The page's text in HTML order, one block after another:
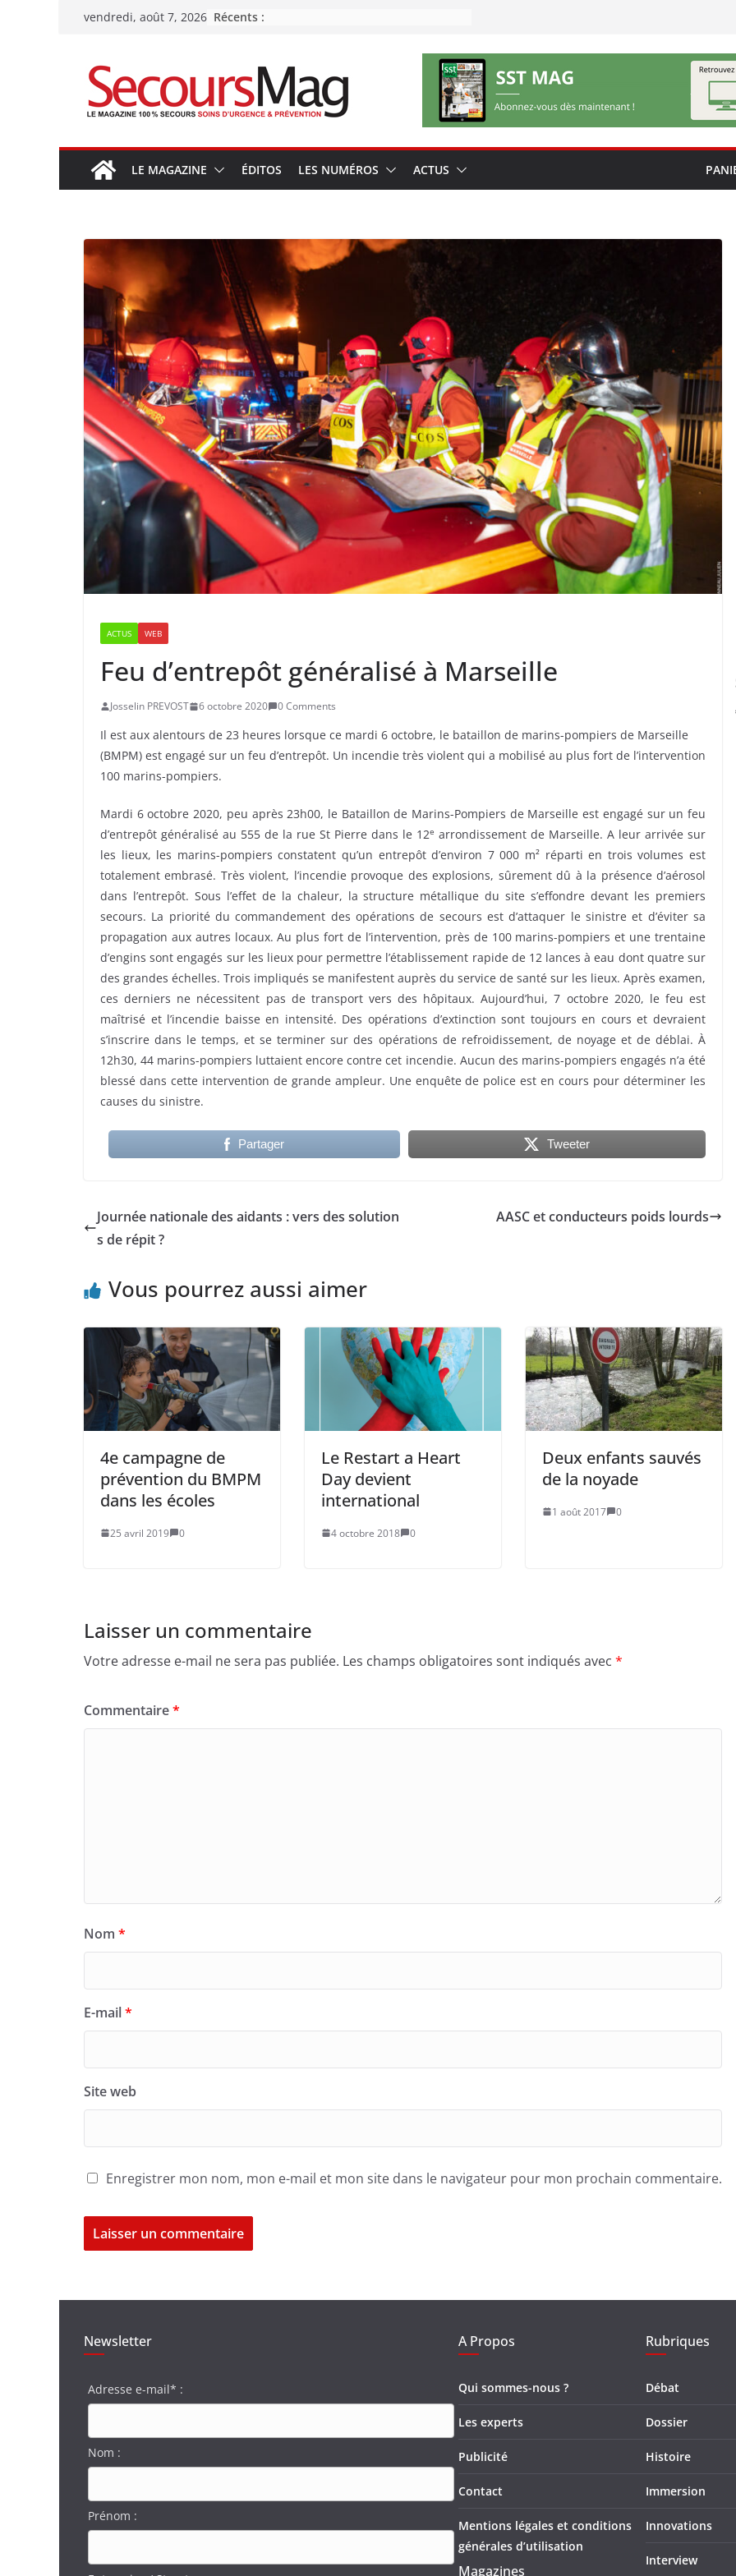
Passervendredi, août 7, 2026 Récents :
LE MAGAZINE ÉDITOS LES NUMÉROS ACTUS
ACTUS WEB
Feu d’entrepôt généralisé à Marseille
Josselin PREVOST 6 octobre 2020 0 Comments
Il est aux alentours de 23 heures lorsque ce mardi 6 octobre, le bataillon de marins-pompiers de Marseille
(BMPM) est engagé sur un feu d’entrepôt. Un incendie très violent qui a mobilisé au plus fort de l’intervention
100 marins-pompiers.
Mardi 6 octobre 2020, peu après 23h00, le Bataillon de Marins-Pompiers de Marseille est engagé sur un feu
d’entrepôt généralisé au 555 de la rue St Pierre dans le 12e arrondissement de Marseille. A leur arrivée sur
les lieux, les marins-pompiers constatent qu’un entrepôt d’environ 7 000 m² réparti en trois volumes est
totalement embrasé. Très violent, l’incendie provoque des explosions, sûrement dû à la présence d’aérosol
dans l’entrepôt. Sous l’effet de la chaleur, la structure métallique du site s’effondre devant les premiers
secours. La priorité du commandement des opérations de secours est d’attaquer le sinistre et d’éviter sa
propagation aux autres locaux. Au plus fort de l’intervention, près de 100 marins-pompiers et une trentaine
d’engins sont engagés sur les lieux pour permettre l’établissement rapide de 12 lances à eau dont quatre sur
des grandes échelles. Trois impliqués se manifestent auprès du service de santé sur les lieux. Après examen,
ces derniers ne nécessitent pas de transport vers des hôpitaux. Aujourd’hui, 7 octobre 2020, le feu est
maîtrisé et l’incendie baisse en intensité. Des opérations d’extinction sont toujours en cours et devraient
s’inscrire dans le temps, et se terminer sur des opérations de refroidissement, de noyage et de déblai. À
12h30, 44 marins-pompiers luttaient encore contre cet incendie. Aucun des marins-pompiers engagés n’a été
blessé dans cette intervention de grande ampleur. Une enquête de police est en cours pour déterminer les
causes du sinistre.
Partager Tweeter
Journée nationale des aidants : vers des solution
s de répit ?
AASC et conducteurs poids lourds
Vous pourrez aussi aimer
4e campagne de
prévention du BMPM
dans les écoles
25 avril 2019 0
Le Restart a Heart
Day devient
international
4 octobre 2018 0
Deux enfants sauvés
de la noyade
1 août 2017 0
Laisser un commentaire
Votre adresse e-mail ne sera pas publiée. Les champs obligatoires sont indiqués avec *
Commentaire*
Nom *
E-mail*
Site web
Enregistrer mon nom, mon e-mail et mon site dans le navigateur pour mon prochain commentaire.
Newsletter
Adresse e-mail* :
Nom :
Prénom :
A Propos
Qui sommes-nous ?
Les experts
Publicité
Contact
Mentions légales et conditions
générales d’utilisation
Magazines
Rubriques
Débat
Dossier
Histoire
Immersion
Innovations
Interview